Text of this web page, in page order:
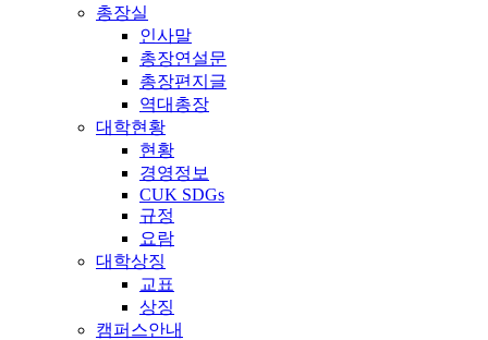
총장실
인사말
총장연설문
총장편지글
역대총장
대학현황
현황
경영정보
CUK SDGs
규정
요람
대학상징
교표
상징
캠퍼스안내